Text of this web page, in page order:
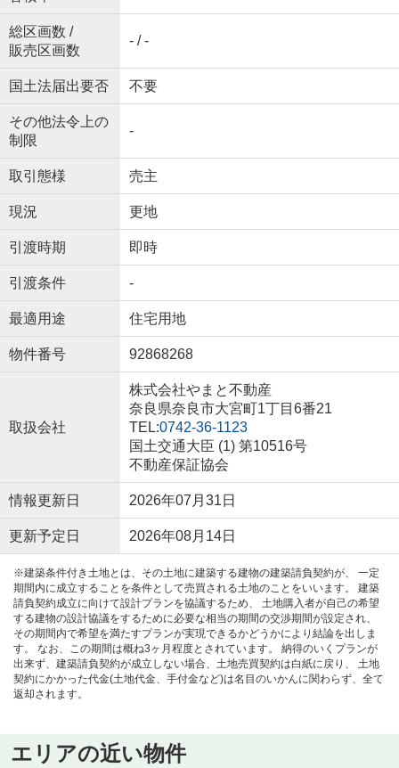
総区画数 /
販売区画数
- / -
国土法届出要否 不要
その他法令上の
制限
-
取引態様 売主
現況 更地
引渡時期 即時
引渡条件 -
最適用途 住宅用地
物件番号 92868268
取扱会社
株式会社やまと不動産
奈良県奈良市大宮町1丁目6番21
TEL:0742-36-1123
国土交通大臣 (1) 第10516号
不動産保証協会
情報更新日 2026年07月31日
更新予定日 2026年08月14日
※建築条件付き土地とは、その土地に建築する建物の建築請負契約が、 一定
期間内に成立することを条件として売買される土地のことをいいます。 建築
請負契約成立に向けて設計プランを協議するため、 土地購入者が自己の希望
する建物の設計協議をするために必要な相当の期間の交渉期間が設定され、
その期間内で希望を満たすプランが実現できるかどうかにより結論を出しま
す。 なお、この期間は概ね3ヶ月程度とされています。 納得のいくプランが
出来ず、建築請負契約が成立しない場合、土地売買契約は白紙に戻り、 土地
契約にかかった代金(土地代金、手付金など)は名目のいかんに関わらず、全て
返却されます。
エリアの近い物件